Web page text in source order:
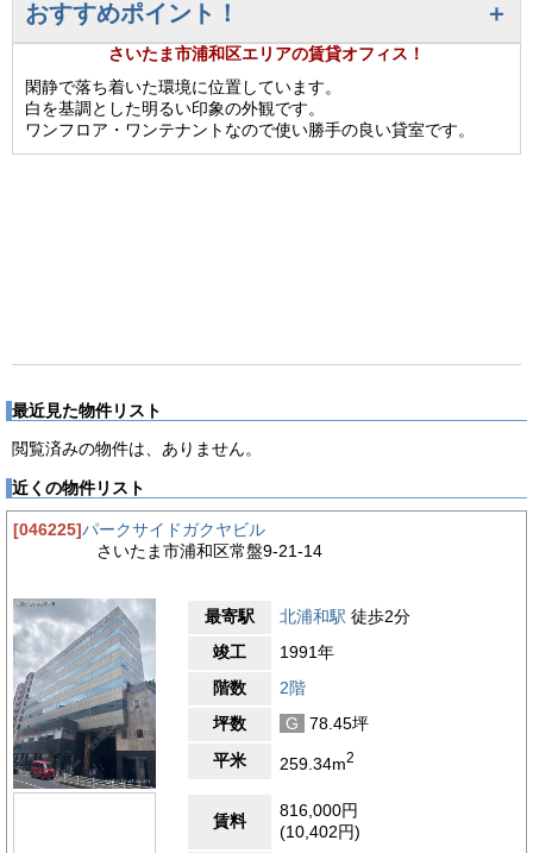
おすすめポイント！
さいたま市浦和区エリアの賃貸オフィス！
閑静で落ち着いた環境に位置しています。
白を基調とした明るい印象の外観です。
ワンフロア・ワンテナントなので使い勝手の良い貸室です。
最近見た物件リスト
閲覧済みの物件は、ありません。
近くの物件リスト
[046225]パークサイドガクヤビル
さいたま市浦和区常盤9-21-14
最寄駅 北浦和駅 徒歩2分
竣工
1991年
階数
2階
坪数
G
78.45坪
平米
259.34m2
賃料
816,000円
(10,402円)